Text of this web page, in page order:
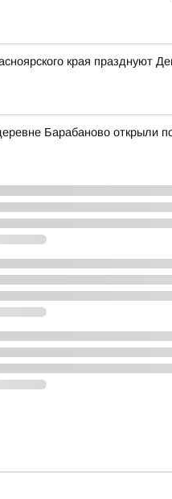
края празднуют
Барабаново открыли